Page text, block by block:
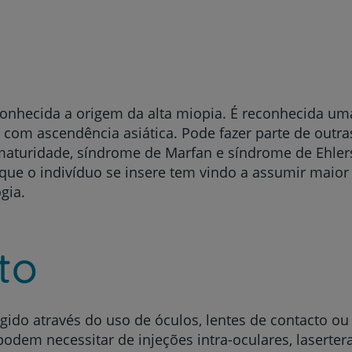
Prevenção e bem-
Grandes Áreas da
Plano +CUF
a origem da alta miopia. É reconhecida
ascendência asiática. Pode fazer parte de
síndrome de Marfan e síndrome de
o indivíduo se insere tem vindo a assumir
através do uso de óculos, lentes de contacto
necessitar de injeções intra-oculares,